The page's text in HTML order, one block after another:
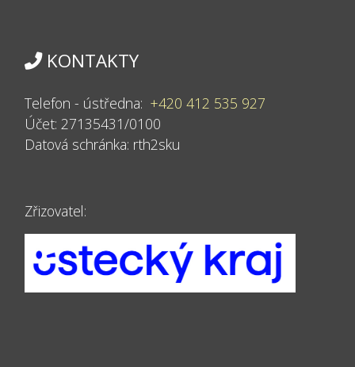
KONTAKTY
Telefon - ústředna: +420 412 535 927
Účet: 27135431/0100
Datová schránka: rth2sku
Zřizovatel: